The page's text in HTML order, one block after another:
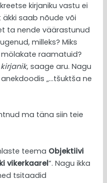
kirjaniku vastu ei
äkki saab nõude või
ta nende väärastunud
milleks? Miks
raamatuid?
kirjanik, saage aru. Nagu
„…tšuktša ne
ma täna siin teie
teema Objektiivi
vikerkaarel“. Nagu ikka
tsitaadid